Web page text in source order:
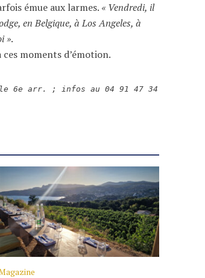
émue aux larmes. « Vendredi, il
en Belgique, à Los Angeles, à
».
moments d’émotion.
6e arr. ; infos au 04 91 47 34